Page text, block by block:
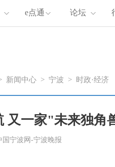
e点通 论坛
新闻中心 > 宁波 > 时政·经济
又一家"未来独
国宁波网-宁波晚报